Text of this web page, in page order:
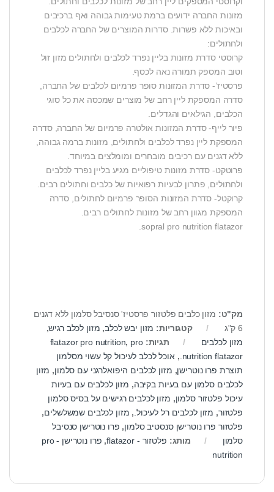
מזונות החברה ידועים ברמת טעימות גבוהה ואף ברכיבים
ובאיכות ללא פשרות. סדרות המוצרים של החברה לכלבים
ולחתולים:
קרוסטי סדרת מזונות בליין נפרד לכלבים ולחתולים מזון זול
וטוב המספק תמורה נאה לכסף.
פרסטיז’- סדרת המזונות סופר פרמיום לכלבים של החברה,
סדרה המספקת ליין רחב של מוצרים שמכסה את כל סוגי
הכלבים, הגילאים והגדלים.
פיור לייף- סדרת המזונות אולטרה פרמיום של החברה, סדרה
המספקת ליין נפרד לכלבים ולחתולים, מזונות ברמה גבוהה,
ללא דגנים עם רכיבים מובחרים ומומלצים במיוחד.
פרוטקט- סדרת מזונות טיפוליים מגיע בליין נפרד לכלבים
ולחתולים, פתרון לבעיות רפואיות של כלבים וחתולים רבים.
קרוקטל- סדרת המזונות הסופר פרמיום לחתולים, סדרה
המספקת מגוון רחב של מזונות לחתולים רבים.
sopral pro nutrition flatazor.
מק"ט: מזון כלבים פלטזור פרסטיז' סנסיבל סלמון ללא דגנים
6 ק"ג
קטגוריות: מזון יבש לכלב, מזון לכלב רגיש,
מזון לכלבים
תגיות: flatazor pro nutrition, pro
nutrition flatazor.
,אוכל לכלב לעיכול קל עשוי מסלמון
תוצרת פרו נוטרישן, מזון לכלבים היפואלרגני עם סלמון, מזון
לכלבים סלמון עם בעיות בקיבה, מזון לכלבים עם בעיות
עיכול פלטזור סלמון, מזון לכלבים רגישים על בסיס סלמון
פלטזור, מזון לכלבים רל לעיכול., מזון לכלבים שמשלשלים,
פלטזור פרו נוטרישן סנסטיב סלמון, פרו נוטרישן סנסיבל
סלמון
מותג: פלטזור - flatazor ,
פרו נוטרישן - pro
nutrition